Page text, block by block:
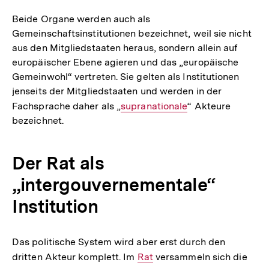
Beide Organe werden auch als
Gemeinschaftsinstitutionen bezeichnet, weil sie nicht
aus den Mitgliedstaaten heraus, sondern allein auf
europäischer Ebene agieren und das „europäische
Gemeinwohl“ vertreten. Sie gelten als Institutionen
jenseits der Mitgliedstaaten und werden in der
Fachsprache daher als „Interner
supranationale“ Akteure
bezeichnet.
Der Rat als
„intergouvernementale“
Institution
Das politische System wird aber erst durch den
dritten Akteur komplett. Im Interner
Ratversammeln sich die